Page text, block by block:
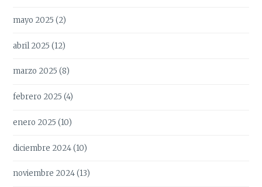
mayo 2025 (2)
abril 2025 (12)
marzo 2025 (8)
febrero 2025 (4)
enero 2025 (10)
diciembre 2024(10)
noviembre 2024(13)